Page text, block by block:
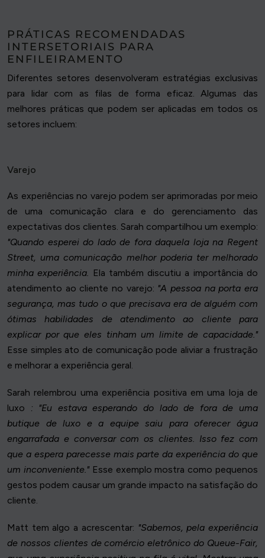
PRÁTICAS RECOMENDADAS
INTERSETORIAIS PARA
ENFILEIRAMENTO
Diferentes setores desenvolveram estratégias exclusivas
para lidar com as filas de forma eficaz. Algumas das
melhores práticas que podem ser aplicadas em todos os
setores incluem:
Varejo
As experiências no varejo podem ser aprimoradas por meio
de uma comunicação clara e do gerenciamento das
expectativas dos clientes. Sarah compartilhou um exemplo:
"Quando esperei do lado de fora daquela loja na Regent
Street, uma comunicação melhor poderia ter melhorado
minha experiência. Ela também discutiu a importância do
atendimento ao cliente no varejo: "A pessoa na porta era
segurança, mas tudo o que precisava era de alguém com
ótimas habilidades de atendimento ao cliente para
explicar por que eles tinham um limite de capacidade."
Esse simples ato de comunicação pode aliviar a frustração
e melhorar a experiência geral.
Sarah relembrou uma experiência positiva em uma loja de
luxo : "Eu estava esperando do lado de fora de uma
butique de luxo e a equipe saiu para oferecer água
engarrafada e conversar com os clientes. Isso fez com
que a espera parecesse mais parte da experiência do que
um inconveniente."Esse exemplo mostra como pequenos
gestos podem causar um grande impacto na satisfação do
cliente.
Matt tem algo a acrescentar: "Sabemos, pela experiência
de nossos clientes de comércio eletrônico do Queue-Fair,